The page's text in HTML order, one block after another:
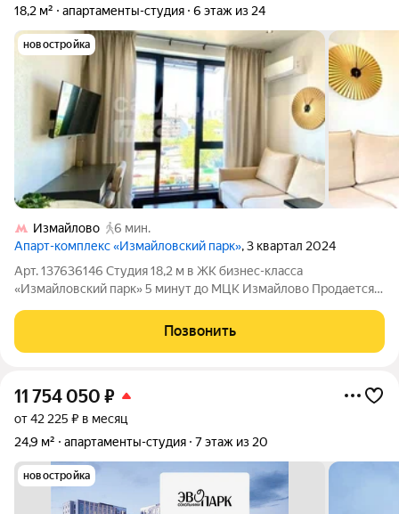
18,2 м² апартаменты-студия 6 этаж из 24
новостройка
Измайлово
6 мин.
Апарт-комплекс «Измайловский парк», 3 квартал 2024
Арт. 137636146 Студия 18,2 м в ЖК бизнес-класса
«Измайловский парк» 5 минут до МЦК Измайлово Продается
современном комплексе бизнес-класса «Измайловский парк»
отличный вариант как для собственного
Позвонить
11 754 050 ₽
от 42 225 ₽ в месяц
24,9 м²
апартаменты-студия 7 этаж из 20
новостройка